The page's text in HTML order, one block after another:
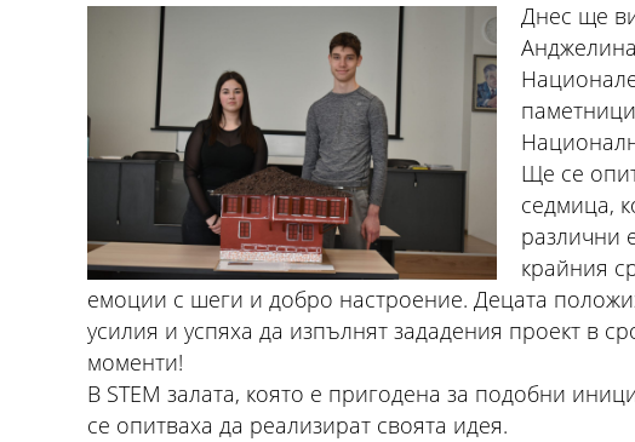
Днес ще
Ще се
седмица,
различни
крайния
емоции с шеги и добро настроение. Децата
усилия и успяха да изпълнят зададения проект в
моменти!
В STEM залата, която е пригодена за подобни
се опитваха да реализират своята идея.